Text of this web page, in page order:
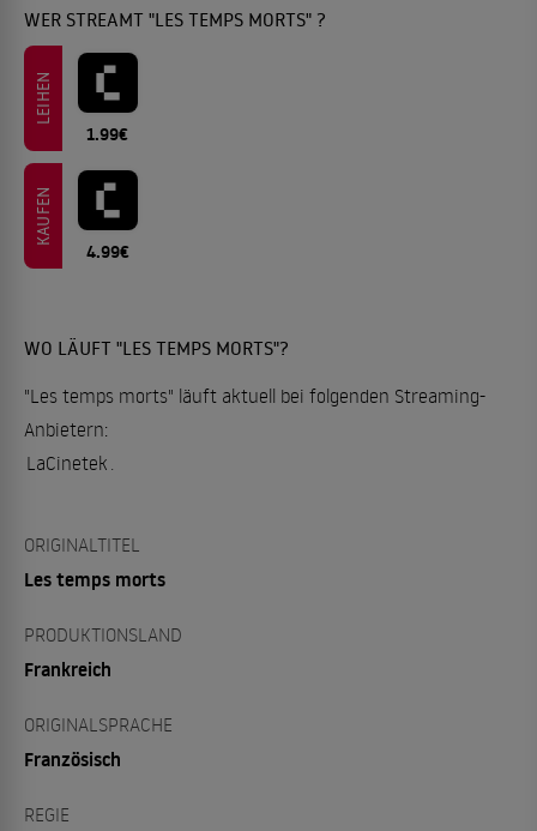
WER STREAMT "LES TEMPS MORTS" ?
LEIHEN
1.99€
KAUFEN
4.99€
WO LÄUFT "LES TEMPS MORTS"?
"Les temps morts" läuft aktuell bei folgenden Streaming-
Anbietern:
LaCinetek .
ORIGINALTITEL
Les temps morts
PRODUKTIONSLAND
Frankreich
ORIGINALSPRACHE
Französisch
REGIE